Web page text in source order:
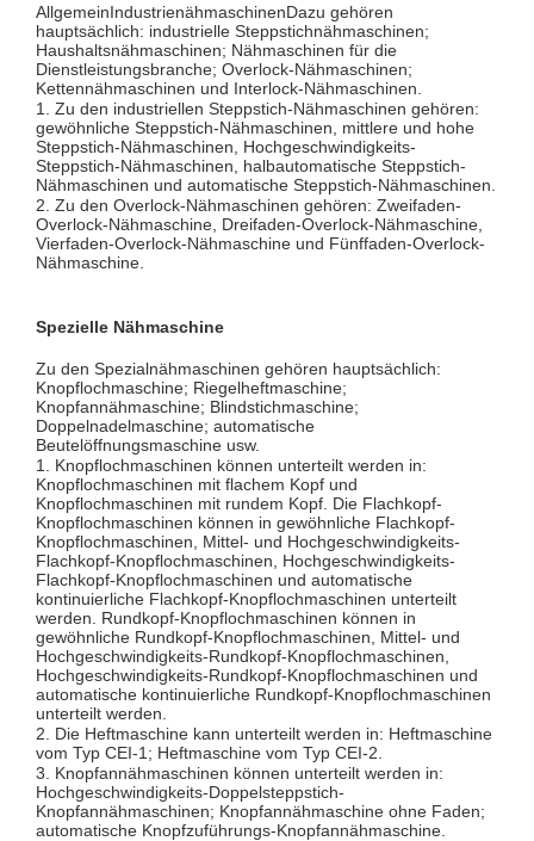
AllgemeinIndustrienähmaschinenDazu gehören
hauptsächlich: industrielle Steppstichnähmaschinen;
Haushaltsnähmaschinen; Nähmaschinen für die
Dienstleistungsbranche; Overlock-Nähmaschinen;
Kettennähmaschinen und Interlock-Nähmaschinen.
1. Zu den industriellen Steppstich-Nähmaschinen gehören:
gewöhnliche Steppstich-Nähmaschinen, mittlere und hohe
Steppstich-Nähmaschinen, Hochgeschwindigkeits-
Steppstich-Nähmaschinen, halbautomatische Steppstich-
Nähmaschinen und automatische Steppstich-Nähmaschinen.
2. Zu den Overlock-Nähmaschinen gehören: Zweifaden-
Overlock-Nähmaschine, Dreifaden-Overlock-Nähmaschine,
Vierfaden-Overlock-Nähmaschine und Fünffaden-Overlock-
Nähmaschine.
Spezielle Nähmaschine
Zu den Spezialnähmaschinen gehören hauptsächlich:
Knopflochmaschine; Riegelheftmaschine;
Knopfannähmaschine; Blindstichmaschine;
Doppelnadelmaschine; automatische
Beutelöffnungsmaschine usw.
1. Knopflochmaschinen können unterteilt werden in:
Knopflochmaschinen mit flachem Kopf und
Knopflochmaschinen mit rundem Kopf. Die Flachkopf-
Knopflochmaschinen können in gewöhnliche Flachkopf-
Knopflochmaschinen, Mittel- und Hochgeschwindigkeits-
Flachkopf-Knopflochmaschinen, Hochgeschwindigkeits-
Flachkopf-Knopflochmaschinen und automatische
kontinuierliche Flachkopf-Knopflochmaschinen unterteilt
werden. Rundkopf-Knopflochmaschinen können in
gewöhnliche Rundkopf-Knopflochmaschinen, Mittel- und
Hochgeschwindigkeits-Rundkopf-Knopflochmaschinen,
Hochgeschwindigkeits-Rundkopf-Knopflochmaschinen und
automatische kontinuierliche Rundkopf-Knopflochmaschinen
unterteilt werden.
2. Die Heftmaschine kann unterteilt werden in: Heftmaschine
vom Typ CEI-1; Heftmaschine vom Typ CEI-2.
3. Knopfannähmaschinen können unterteilt werden in:
Hochgeschwindigkeits-Doppelsteppstich-
Knopfannähmaschinen; Knopfannähmaschine ohne Faden;
automatische Knopfzuführungs-Knopfannähmaschine.